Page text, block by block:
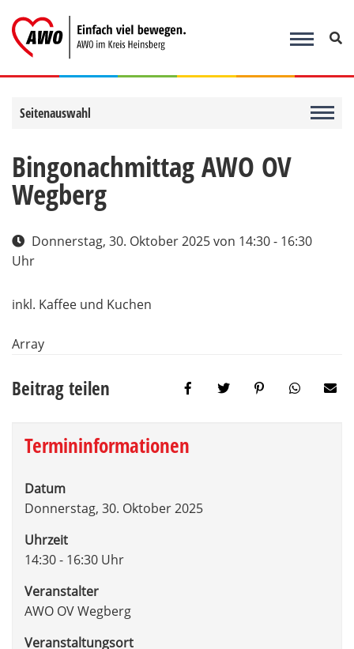
Inhalt
springen
Seitenauswahl
Bingonachmittag AWO OV
Wegberg
Donnerstag, 30. Oktober 2025von 14:30 - 16:30
Uhr
inkl. Kaffee und Kuchen
Array
Beitrag teilen
Termininformationen
Datum
Donnerstag, 30. Oktober 2025
Uhrzeit
14:30 - 16:30 Uhr
Veranstalter
AWO OV Wegberg
Veranstaltungsort